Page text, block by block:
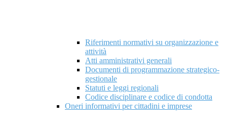
Riferimenti normativi su organizzazione e
attività
Atti amministrativi generali
Documenti di programmazione strategico-
gestionale
Statuti e leggi regionali
Codice disciplinare e codice di condotta
Oneri informativi per cittadini e imprese